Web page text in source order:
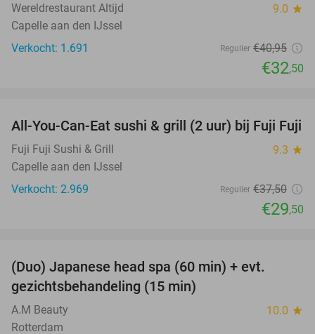
Wereldrestaurant Altijd 9.0 star
Capelle aan den IJssel
Verkocht: 1.691
Regulier €40,95
€32,50
21%
All-You-Can-Eat sushi & grill (2 uur) bij Fuji Fuji
Fuji Fuji Sushi & Grill 9.3 star
Capelle aan den IJssel
Verkocht: 2.969
Regulier €37,50
€29,50
(Duo) Japanese head spa (60 min) + evt.
gezichtsbehandeling (15 min)
A.M Beauty 10.0 star
Rotterdam